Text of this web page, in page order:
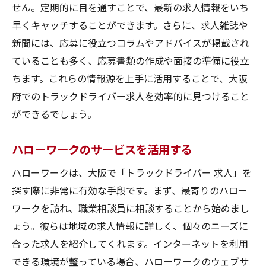
特定の分野に特化するメリット
他の運送業務に転向する方法
自己啓発とスキルアップの重要性
長期的なキャリアプランの立て方
地域密着型の求人情報を活用する利点
地域密着型求人の特徴とは
地元企業とのネットワークを築く
地元の特性を理解して応募する
地域限定の求人サイトを活用する
地元で働くことのメリット
大阪のトラックドライバー求人に応募する前に
知っておくべきこと
せん。定期的に目を通すことで、最新の求人情報をいち
早くキャッチすることができます。さらに、求人雑誌や
新聞には、応募に役立つコラムやアドバイスが掲載され
ていることも多く、応募書類の作成や面接の準備に役立
ちます。これらの情報源を上手に活用することで、大阪
府でのトラックドライバー求人を効率的に見つけること
ができるでしょう。
ハローワークのサービスを活用する
ハローワークは、大阪で「トラックドライバー 求人」を
探す際に非常に有効な手段です。まず、最寄りのハロー
ワークを訪れ、職業相談員に相談することから始めまし
ょう。彼らは地域の求人情報に詳しく、個々のニーズに
合った求人を紹介してくれます。インターネットを利用
できる環境が整っている場合、ハローワークのウェブサ